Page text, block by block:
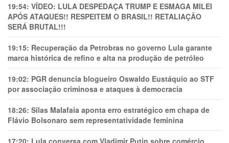
19:54: VÍDEO: LULA DESPEDAÇA TRUMP E ESMAGA MILEI
APÓS ATAQUES!! RESPEITEM O BRASIL!! RETALIAÇÃO
SERÁ BRUTAL!!!
19:15: Recuperação da Petrobras no governo Lula garante
marca histórica de refino e alta na produção de petróleo
19:02: PGR denuncia blogueiro Oswaldo Eustáquio ao STF
por associação criminosa e ataques à democracia
18:26: Silas Malafaia aponta erro estratégico em chapa de
Flávio Bolsonaro sem representatividade feminina
17:20: Lula conversa com Vladimir Putin sobre comércio